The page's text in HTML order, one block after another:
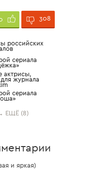
308
российских
сериала
актрисы,
журнала
сериала
ЕЩЁ (8)
и яркая)